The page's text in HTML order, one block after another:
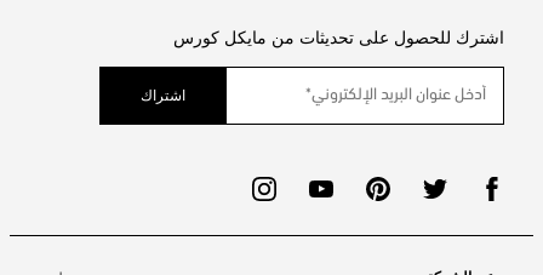
اشترك للحصول على تحديثات من مايكل كورس
اشتراك